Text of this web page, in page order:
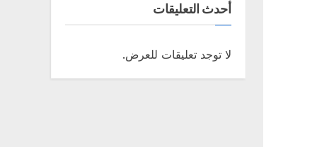
أحدث التعليقات
لا توجد تعليقات للعرض.